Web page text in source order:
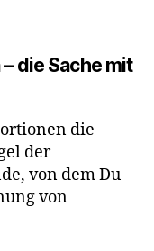
die Sache mit
die
der
von dem Du
von